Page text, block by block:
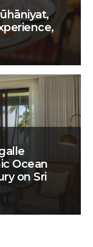
Ocean
on Sri